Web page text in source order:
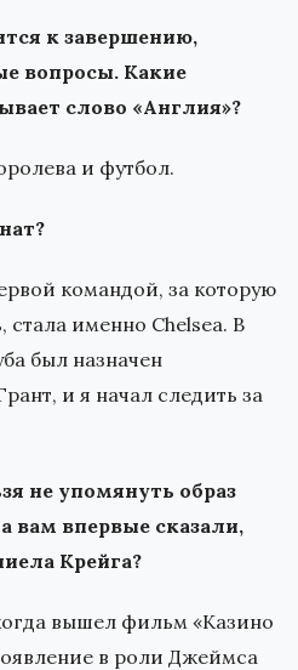
к завершению,
вопросы. Какие
слово «Англия»?
и футбол.
командой, за которую
стала именно Chelsea. В
был назначен
и я начал следить за
не упомянуть образ
вам впервые сказали,
Крейга?
вышел фильм «Казино
в роли Джеймса